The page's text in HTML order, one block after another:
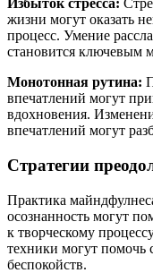
Избыток стресса:
жизни могут оказать
процесс. Умение
становится ключевым
Монотонная рутина:
впечатлений могут
вдохновения.
впечатлений могут
Стратегии
Практика
осознанность могут
к творческому
техники могут помочь
беспокойств.